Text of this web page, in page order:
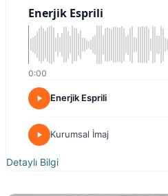
Enerjik Esprili
0:00
Enerjik Esprili
Kurumsal İmaj
Detaylı Bilgi